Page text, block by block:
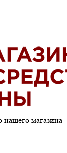
нашего магазина